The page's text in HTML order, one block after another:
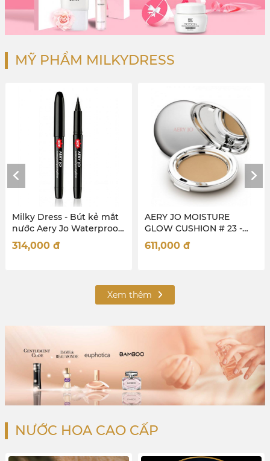
MỸ PHẨM MILKYDRESS
AERY JO MOISTURE
GLOW CUSHION # 23 -
(MÃ MỚI)
611,000 đ
Milky Dress - Chì kẻ viền
môi Aery Jo Auto Lipliner
- #No11 - Earth Brown
303,000đ
Xem thêm
NƯỚC HOA CAO CẤP